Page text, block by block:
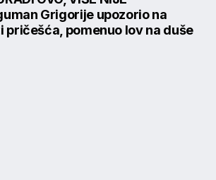
Grigorije upozorio na
pričešća, pomenuo lov na duše